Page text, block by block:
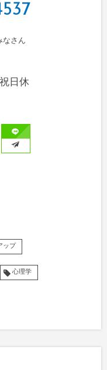
なさん
日休
ップ
心理学